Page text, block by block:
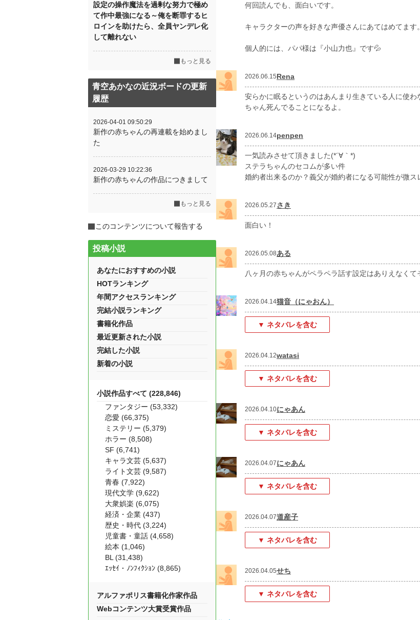
何回読んでも、面白いです。
キャラクターの声を好きな声優さんにあてはめてます。
個人的には、パパ様は『小山力也』です💦
2026.06.15Rena
安らかに眠るというのはあんまり生きている人に使
ちゃん死んでることになるよ。
2026.06.14penpen
一気読みさせて頂きました(*´∀｀*)
ステラちゃんのセコムが多い件
婚約者出来るのか？義父が婚約者になる可能性が微ス
2026.05.27さき
面白い！
2026.05.08ある
八ヶ月の赤ちゃんがペラペラ話す設定はありえなく
2026.04.14猫音（にゃおん）
▼ ネタバレを含む
2026.04.12watasi
▼ ネタバレを含む
2026.04.10にゃあん
▼ ネタバレを含む
2026.04.07にゃあん
▼ ネタバレを含む
2026.04.07道産子
▼ ネタバレを含む
2026.04.05せち
▼ ネタバレを含む
設定の操作魔法を過剰な努力で極め
て作中最強になる～俺を断罪するヒ
ロインを助けたら、全員ヤンデレ化
して離れない
もっと見る
青空あかなの近況ボードの更新
履歴
2026-04-01 09:50:29
新作の赤ちゃんの再連載を始めまし
た
2026-03-29 10:22:36
新作の赤ちゃんの作品につきまして
もっと見る
このコンテンツについて報告する
投稿小説
あなたにおすすめの小説
HOTランキング
年間アクセスランキング
完結小説ランキング
書籍化作品
最近更新された小説
完結した小説
新着の小説
小説作品すべて (228,846)
ファンタジー (53,332)
恋愛 (66,375)
ミステリー (5,379)
ホラー (8,508)
SF (6,741)
キャラ文芸 (5,637)
ライト文芸 (9,587)
青春 (7,922)
現代文学 (9,622)
大衆娯楽 (6,075)
経済・企業 (437)
歴史・時代 (3,224)
児童書・童話 (4,658)
絵本 (1,046)
BL (31,438)
ｴｯｾｲ・ﾉﾝﾌｨｸｼｮﾝ (8,865)
アルファポリス書籍化作家作品
Webコンテンツ大賞受賞作品